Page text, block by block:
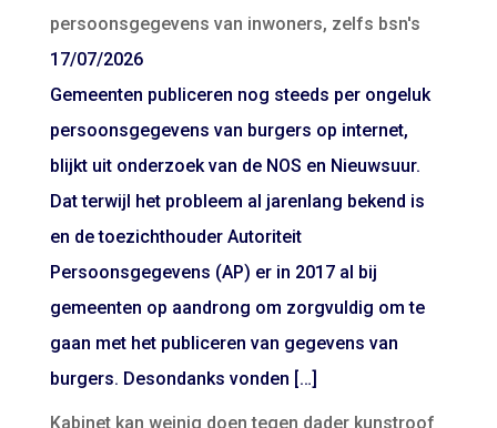
persoonsgegevens van inwoners, zelfs bsn's
17/07/2026
Gemeenten publiceren nog steeds per ongeluk
persoonsgegevens van burgers op internet,
blijkt uit onderzoek van de NOS en Nieuwsuur.
Dat terwijl het probleem al jarenlang bekend is
en de toezichthouder Autoriteit
Persoonsgegevens (AP) er in 2017 al bij
gemeenten op aandrong om zorgvuldig om te
gaan met het publiceren van gegevens van
burgers. Desondanks vonden […]
Kabinet kan weinig doen tegen dader kunstroof